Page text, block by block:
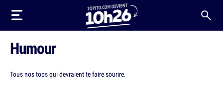
Humour
Tous nos tops qui devraient te faire sourire.